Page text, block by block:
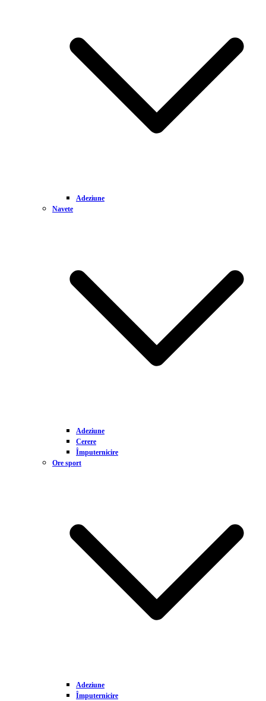
Adeziune
Navete
Adeziune
Cerere
Împuternicire
Ore sport
Adeziune
Împuternicire